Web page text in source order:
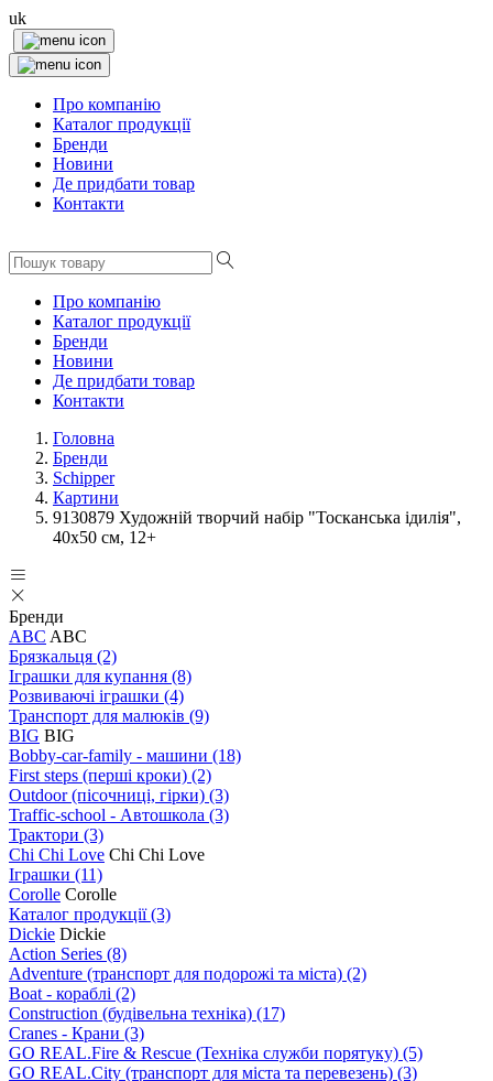
uk
Про компанію
Каталог продукції
Бренди
Новини
Де придбати товар
Контакти
Про компанію
Каталог продукції
Бренди
Новини
Де придбати товар
Контакти
Головна
Бренди
Schipper
Картини
9130879 Художній творчий набір "Тосканська ідилія",
40х50 см, 12+
Бренди
ABC ABC
Брязкальця (2)
Іграшки для купання (8)
Розвиваючі іграшки (4)
Транспорт для малюків (9)
BIG BIG
Bobby-car-family - машини (18)
First steps (перші кроки) (2)
Outdoor (пісочниці, гірки) (3)
Traffic-school - Автошкола (3)
Трактори (3)
Chi Chi Love Chi Chi Love
Іграшки (11)
Corolle Corolle
Каталог продукції(3)
Dickie Dickie
Action Series (8)
Adventure (транспорт для подорожі та міста) (2)
Boat - кораблі (2)
Construction (будівельна техніка) (17)
Cranes - Крани (3)
GO REAL.Fire & Rescue (Техніка служби порятуку) (5)
GO REAL.City (транспорт для міста та перевезень) (3)